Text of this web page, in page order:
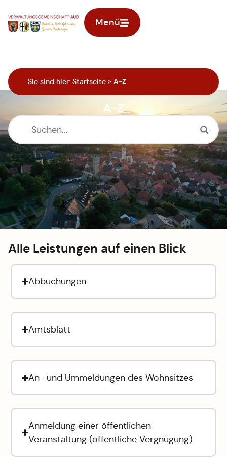
Menü
Sie sind hier: Startseite » A-Z
A-Z
Alle Leistungen auf einen Blick
Abbuchungen
Amtsblatt
An- und Ummeldungen des Wohnsitzes
Anmeldung einer öffentlichen
Veranstaltung (öffentliche Vergnügung)